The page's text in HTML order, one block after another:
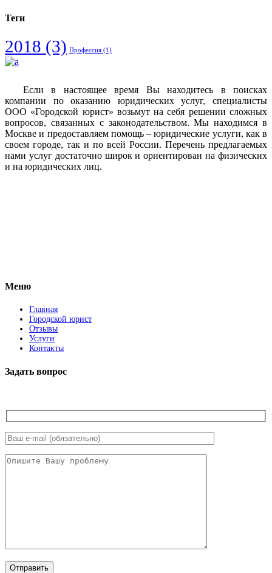
Теги
2018 (3) Профессия (1)
Если в настоящее время Вы находитесь в поисках
компании по оказанию юридических услуг, специалисты
ООО «Городской юрист» возьмут на себя решении сложных
вопросов, связанных с законодательством. Мы находимся в
Москве и предоставляем помощь – юридические услуги, как в
своем городе, так и по всей России. Перечень предлагаемых
нами услуг достаточно широк и ориентирован на физических
и на юридических лиц.
Меню
Главная
Городской юрист
Отзывы
Услуги
Контакты
Задать вопрос